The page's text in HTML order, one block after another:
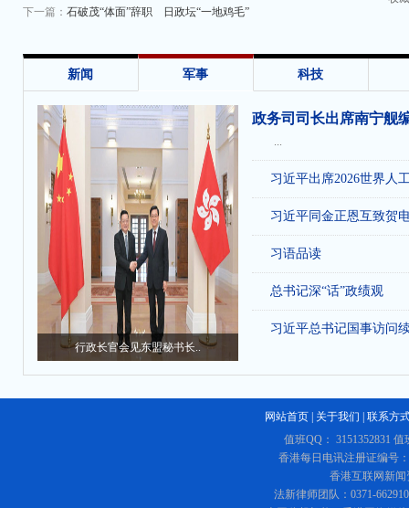
下一篇： 石破茂“体面”辞职 日政坛“一地鸡毛”
新闻 军事 科技
行政长官会见东盟秘书长..
政务司司长出席南宁舰
习近平出席2026世界人
习近平同金正恩互致贺
习语品读
总书记深“话”政绩观
习近平总书记国事访问
网站首页 | 关于我们 | 联系方
值班QQ： 3151352831
香港每日电讯注册证编号
香港互联网新闻
法新律师团队：0371-